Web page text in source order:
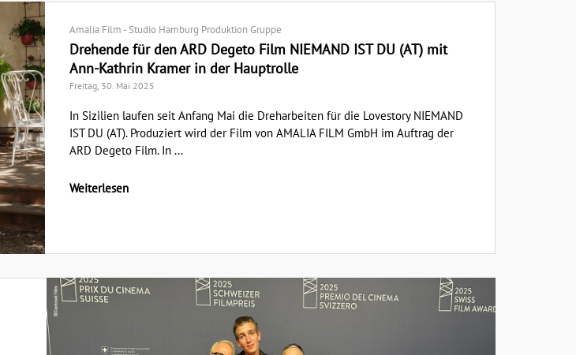
Amalia Film - Studio Hamburg Produktion Gruppe
Drehende für den ARD Degeto Film NIEMAND IST DU (AT) mit
Ann-Kathrin Kramer in der Hauptrolle
Freitag, 30. Mai 2025
In Sizilien laufen seit Anfang Mai die Dreharbeiten für die Lovestory NIEMAND
IST DU (AT). Produziert wird der Film von AMALIA FILM GmbH im Auftrag der
ARD Degeto Film. In ...
Weiterlesen